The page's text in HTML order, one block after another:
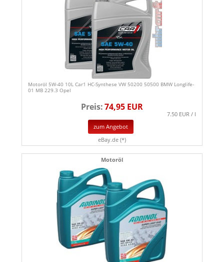
Motoröl 5W-40 10L Car1 HC-Synthese VW 50200 50500 BMW Longlife-
01 MB 229.3 Opel
Preis:74,95 EUR
7.50 EUR / l
zum Angebot
eBay.de (*)
Motoröl